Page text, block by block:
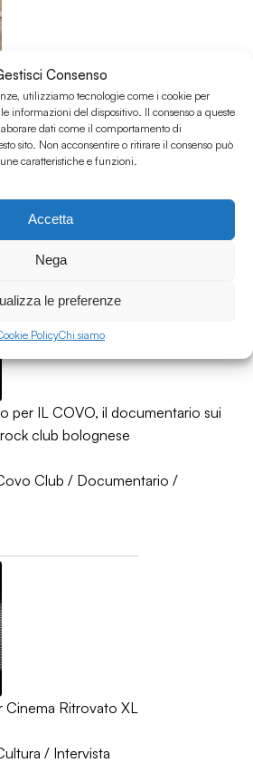
Consenso
utilizziamo tecnologie come i cookie per
informazioni del dispositivo. Il consenso a queste
dati come il comportamento di
sito. Non acconsentire o ritirare il consenso può
caratteristiche e funzioni.
Accetta
Nega
le preferenze
PolicyChi siamo
Memoria Non Si Archivia" 46°
di Ustica
per IL COVO, il documentario sui
club bolognese
Club / Documentario /
Cinema Ritrovato XL
/ Intervista